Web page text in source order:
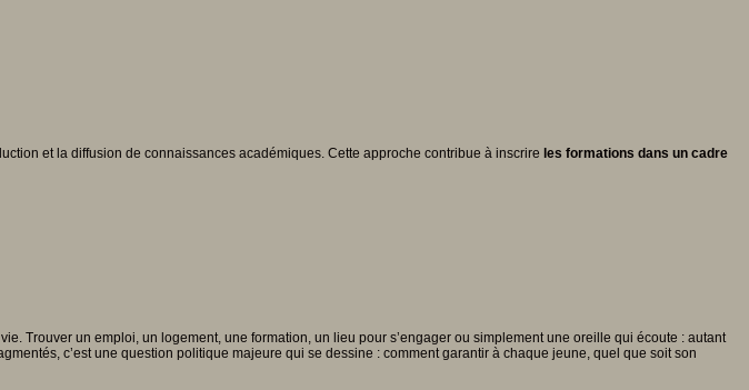
et la diffusion de connaissances académiques. Cette approche contribue à inscrire les formations dans un cadre
Trouver un emploi, un logement, une formation, un lieu pour s’engager ou simplement une oreille qui écoute : autant
c’est une question politique majeure qui se dessine : comment garantir à chaque jeune, quel que soit son